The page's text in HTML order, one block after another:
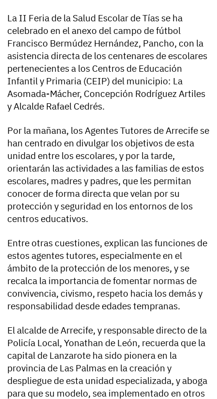
La II Feria de la Salud Escolar de Tías se ha
celebrado en el anexo del campo de fútbol
Francisco Bermúdez Hernández, Pancho, con la
asistencia directa de los centenares de escolares
pertenecientes a los Centros de Educación
Infantil y Primaria (CEIP) del municipio: La
Asomada-Mácher, Concepción Rodríguez Artiles
y Alcalde Rafael Cedrés.
Por la mañana, los Agentes Tutores de Arrecife se
han centrado en divulgar los objetivos de esta
unidad entre los escolares, y por la tarde,
orientarán las actividades a las familias de estos
escolares, madres y padres, que les permitan
conocer de forma directa que velan por su
protección y seguridad en los entornos de los
centros educativos.
Entre otras cuestiones, explican las funciones de
estos agentes tutores, especialmente en el
ámbito de la protección de los menores, y se
recalca la importancia de fomentar normas de
convivencia, civismo, respeto hacia los demás y
responsabilidad desde edades tempranas.
El alcalde de Arrecife, y responsable directo de la
Policía Local, Yonathan de León, recuerda que la
capital de Lanzarote ha sido pionera en la
provincia de Las Palmas en la creación y
despliegue de esta unidad especializada, y aboga
para que su modelo, sea implementado en otros